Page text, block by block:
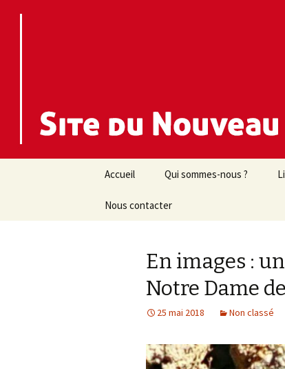
contenu
Accueil Qui sommes-nous ?
Nous contacter
En images :
Notre Dame
25 mai 2018 Non classé